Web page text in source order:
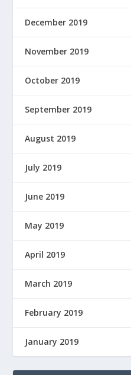
December 2019
November 2019
October 2019
September 2019
August 2019
July 2019
June 2019
May 2019
April 2019
March 2019
February 2019
January 2019